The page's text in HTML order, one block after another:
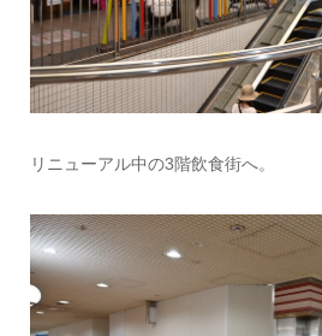
リニューアル中の3階飲食街へ。